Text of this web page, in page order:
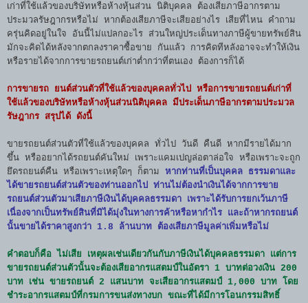
เก่าที่ใช้แล้วของบริษัทหรือห้างหุ้นส่วน นิติบุคคล ต้องเสียภาษีอากรตาม
ประมวลรัษฎากรหรือไม่ หากต้องเสียภาษีจะเสียอย่างไร เสียที่ไหน คำถาม
ครุ่นคิดอยู่ในใจ อันนี้ไม่แปลกอะไร ส่วนใหญ่ประเด็นทางภาษีผู้ขายทรัพย์สิน
มักจะคิดได้หลังจากตกลงราคาซื้อขาย กันแล้ว การคิดทีหลังอาจจะทำให้เงิน
หรือรายได้จากการขายรถยนต์เก่าต่ำกว่าที่ตนเอง ต้องการก็ได้
การขายรถ ยนต์ส่วนตัวที่ใช้แล้วของบุคคลทั่วไป หรือการขายรถยนต์เก่าที่
ใช้แล้วของบริษัทหรือห้างหุ้นส่วนนิติบุคคล มีประเด็นภาษีอากรตามประมวล
รัษฎากร สรุปได้ ดังนี้
ขายรถยนต์ส่วนตัวที่ใช้แล้วของบุคคล ทั่วไป วันดี คืนดี หากมีรายได้มาก
ขึ้น หรืออยากได้รถยนต์คันใหม่ เพราะแคมเปญล่อตาล่อใจ หรือเพราะจะถูก
ยึดรถยนต์คืน หรือเพราะเหตุใดๆ ก็ตาม หากท่านที่เป็นบุคคล ธรรมดาและ
ได้ขายรถยนต์ส่วนตัวของท่านออกไป ท่านไม่ต้องนำเงินได้จากการขาย
รถยนต์ส่วนตัวมาเสียภาษีเงินได้บุคคลธรรมดา เพราะได้รับการยกเว้นภาษี
เนื่องจากเป็นทรัพย์สินที่มิได้มุ่งในทางการค้าหรือหากำไร และถ้าหากรถยนต์
นั้นขายได้ราคาสูงกว่า 1.8 ล้านบาท ต้องเสียภาษีมูลค่าเพิ่มหรือไม่
คำตอบก็คือ ไม่เสีย เหตุผลเช่นเดียวกันกับภาษีเงินได้บุคคลธรรมดา แต่การ
ขายรถยนต์ส่วนตัวนั้นจะต้องเสียอากรแสตมป์ในอัตรา 1 บาทต่อวงเงิน 200
บาท เช่น ขายรถยนต์ 2 แสนบาท จะเสียอากรแสตมป์ 1,000 บาท โดย
ชำระอากรแสตมป์ที่กรมการขนส่งทางบก ขณะที่ได้มีการโอนกรรมสิทธิ์